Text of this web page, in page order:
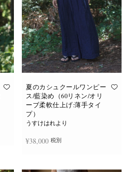
夏のカシュクールワンピー
ス/藍染め（60リネン/オリ
ーブ柔軟仕上げ:薄手タイ
プ）
うすけはれより
¥38,000 税別